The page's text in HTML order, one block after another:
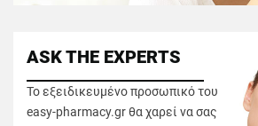
ASK THE EXPERTS
Το εξειδικευμένο προσωπικό του
easy-pharmacy.gr θα χαρεί να σας